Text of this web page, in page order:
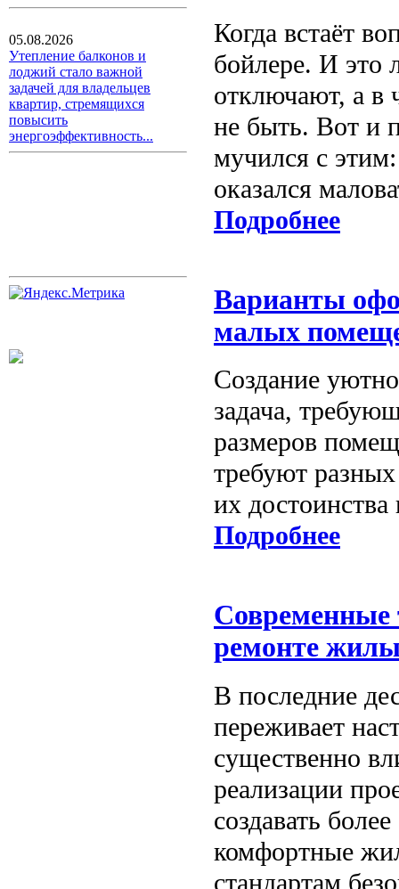
05.08.2026
Утепление балконов и
лоджий стало важной
задачей для владельцев
квартир, стремящихся
повысить
энергоэффективность...
Когда встаёт
бойлере. И это
отключают, а в
не быть. Вот и
мучился с
оказался
Подробнее
Варианты
малых
Создание
задача,
размеров
требуют
их
Подробнее
Современные
ремонте
В последние
переживает
существенно
реализации
создавать
комфортные
стандартам